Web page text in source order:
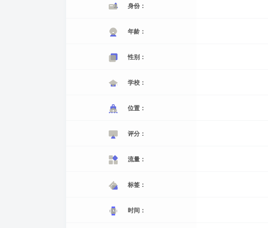
身份：
年龄：
性别：
学校：
位置：
评分：
流量：
标签：
时间：